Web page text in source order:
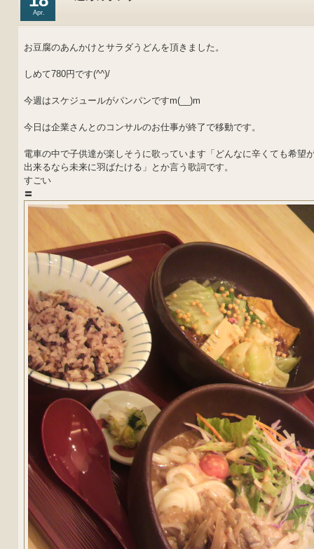
Apr.
お豆腐のあんかけとサラダうどんを頂きました。
しめて780円です(^^)/
今週はスケジュールがパンパンですm(__)m
今日は企業さんとのコンサルのお仕事が終了で移動です。
電車の中で子供達が楽しそうに歌っています「どんなに辛くても希望
出来るなら未来に羽ばたける」とか言う歌詞です。
すごい
〓